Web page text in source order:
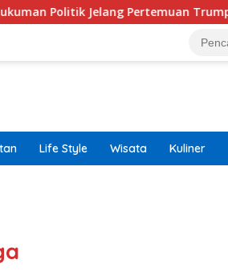
Pertemuan Trump dan Xi Jinping
Life Style Wisata Kuliner